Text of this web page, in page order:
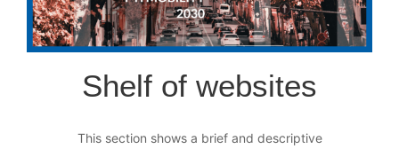
Shelf of websites
This section shows a brief and descriptive